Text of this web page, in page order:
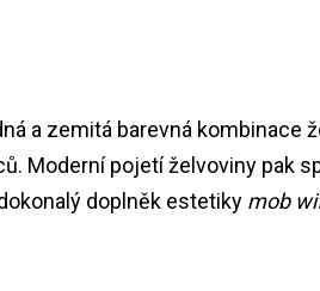
a zemitá barevná kombinace
Moderní pojetí želvoviny pak
doplněk estetiky mob